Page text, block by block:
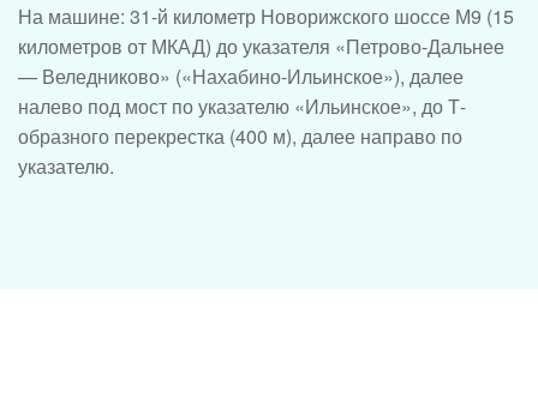
На машине: 31-й километр Новорижского шоссе М9 (15
километров от МКАД) до указателя «Петрово-Дальнее
— Веледниково» («Нахабино-Ильинское»), далее
налево под мост по указателю «Ильинское», до Т-
образного перекрестка (400 м), далее направо по
указателю.